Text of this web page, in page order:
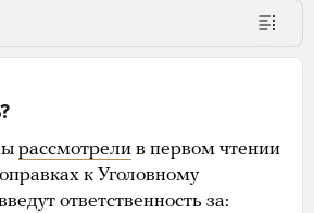
рассмотрели в первом чтении
к Уголовному
ответственность за: